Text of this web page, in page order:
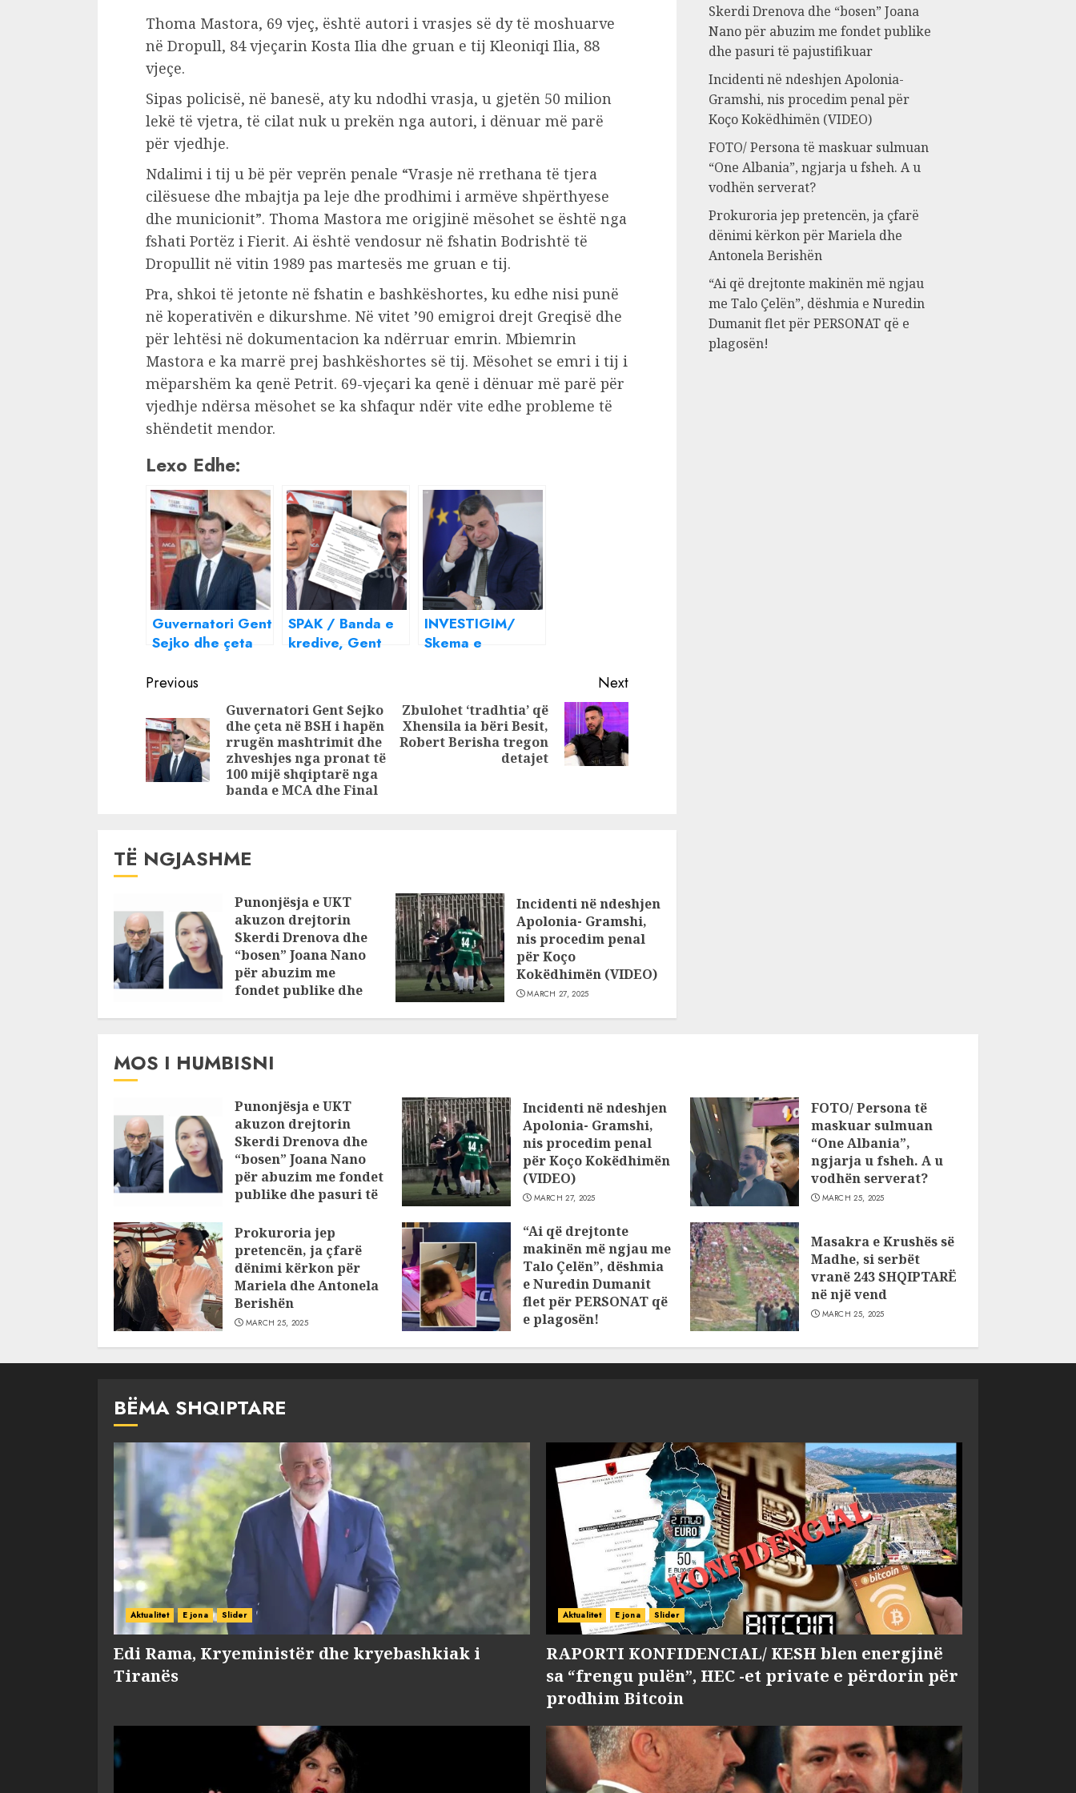
Thoma Mastora, 69 vjeç, është autori i vrasjes së dy të moshuarve
në Dropull, 84 vjeçarin Kosta Ilia dhe gruan e tij Kleoniqi Ilia, 88
vjeçe.
Sipas policisë, në banesë, aty ku ndodhi vrasja, u gjetën 50 milion
lekë të vjetra, të cilat nuk u prekën nga autori, i dënuar më parë
për vjedhje.
Ndalimi i tij u bë për veprën penale “Vrasje në rrethana të tjera
cilësuese dhe mbajtja pa leje dhe prodhimi i armëve shpërthyese
dhe municionit”. Thoma Mastora me origjinë mësohet se është nga
fshati Portëz i Fierit. Ai është vendosur në fshatin Bodrishtë të
Dropullit në vitin 1989 pas martesës me gruan e tij.
Pra, shkoi të jetonte në fshatin e bashkëshortes, ku edhe nisi punë
në koperativën e dikurshme. Në vitet ’90 emigroi drejt Greqisë dhe
për lehtësi në dokumentacion ka ndërruar emrin. Mbiemrin
Mastora e ka marrë prej bashkëshortes së tij. Mësohet se emri i tij i
mëparshëm ka qenë Petrit. 69-vjeçari ka qenë i dënuar më parë për
vjedhje ndërsa mësohet se ka shfaqur ndër vite edhe probleme të
shëndetit mendor.
Lexo Edhe:
Guvernatori Gent
Sejko dhe çeta
rrugën mashtrimit
dhe zhveshjes
nga pronat të
100 mijë
shqiptarë nga
banda e MCA
SPAK / Banda e
kredive, Gent
urdhër
HIPOTEKËS: Na
sillni pasuritë e
“MCA” dhe
“Final” dhe
urdhrat e 8
INVESTIGIM/
Skema e
guvernatorin
Gent Sejko në
SPAK
Continue
Reading
Previous
Previous
post:
Guvernatori Gent Sejko
dhe çeta në BSH i hapën
rrugën mashtrimit dhe
zhveshjes nga pronat të
100 mijë shqiptarë nga
banda e MCA dhe Final
Next
Next
post:
Zbulohet ‘tradhtia’ që
Xhensila ia bëri Besit,
Robert Berisha tregon
detajet
TË NGJASHME
Punonjësja e UKT
akuzon drejtorin
Skerdi Drenova dhe
“bosen” Joana Nano
për abuzim me
fondet publike dhe
Incidenti në ndeshjen
Apolonia- Gramshi,
nis procedim penal
për Koço
Kokëdhimën (VIDEO)
MARCH 27, 2025
Skerdi Drenova dhe “bosen” Joana
Nano për abuzim me fondet publike
dhe pasuri të pajustifikuar
Incidenti në ndeshjen Apolonia-
Gramshi, nis procedim penal për
Koço Kokëdhimën (VIDEO)
FOTO/ Persona të maskuar sulmuan
“One Albania”, ngjarja u fsheh. A u
vodhën serverat?
Prokuroria jep pretencën, ja çfarë
dënimi kërkon për Mariela dhe
Antonela Berishën
“Ai që drejtonte makinën më ngjau
me Talo Çelën”, dëshmia e Nuredin
Dumanit flet për PERSONAT që e
plagosën!
MOS I HUMBISNI
Punonjësja e UKT
akuzon drejtorin
Skerdi Drenova dhe
“bosen” Joana Nano
për abuzim me fondet
publike dhe pasuri të
JULY 24, 2025
Incidenti në ndeshjen
Apolonia- Gramshi,
nis procedim penal
për Koço Kokëdhimën
(VIDEO)
MARCH 27, 2025
FOTO/ Persona të
maskuar sulmuan
“One Albania”,
ngjarja u fsheh. A u
vodhën serverat?
MARCH 25, 2025
Prokuroria jep
pretencën, ja çfarë
dënimi kërkon për
Mariela dhe Antonela
Berishën
MARCH 25, 2025
“Ai që drejtonte
makinën më ngjau me
Talo Çelën”, dëshmia
e Nuredin Dumanit
flet për PERSONAT që
e plagosën!
Masakra e Krushës së
Madhe, si serbët
vranë 243 SHQIPTARË
në një vend
MARCH 25, 2025
BËMA SHQIPTARE
Aktualitet E jona Slider
Edi Rama, Kryeministër dhe kryebashkiak i
Tiranës
Aktualitet E jona Slider
RAPORTI KONFIDENCIAL/ KESH blen energjinë
sa “frengu pulën”, HEC -et private e përdorin për
prodhim Bitcoin